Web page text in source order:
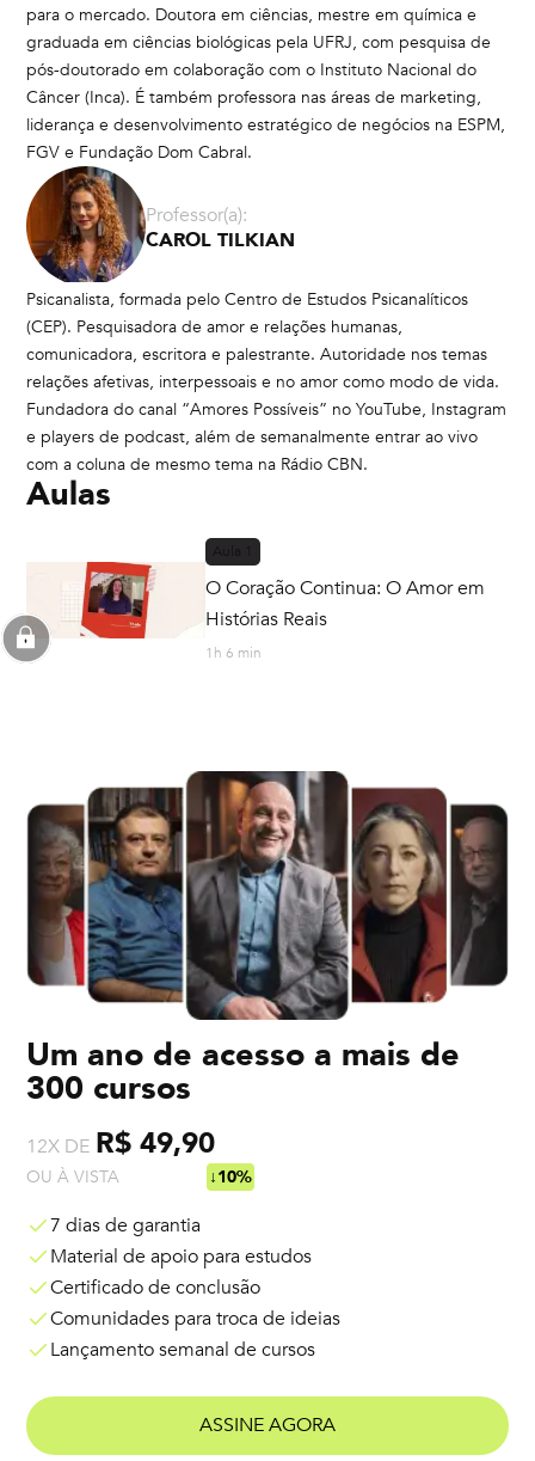
para o mercado. Doutora em ciências, mestre em química e
graduada em ciências biológicas pela UFRJ, com pesquisa de
pós-doutorado em colaboração com o Instituto Nacional do
Câncer (Inca). É também professora nas áreas de marketing,
liderança e desenvolvimento estratégico de negócios na ESPM,
FGV e Fundação Dom Cabral.
Professor(a):
CAROL TILKIAN
Psicanalista, formada pelo Centro de Estudos Psicanalíticos
(CEP). Pesquisadora de amor e relações humanas,
comunicadora, escritora e palestrante. Autoridade nos temas
relações afetivas, interpessoais e no amor como modo de vida.
Fundadora do canal “Amores Possíveis” no YouTube, Instagram
e players de podcast, além de semanalmente entrar ao vivo
com a coluna de mesmo tema na Rádio CBN.
Aulas
O Coração Continua: O Amor em
Histórias Reais
1h 6 min
Um ano de acesso a mais de
300 cursos
12X DE R$ 49,90
OU À VISTA ↓10%
7 dias de garantia
Material de apoio para estudos
Certificado de conclusão
Comunidades para troca de ideias
Lançamento semanal de cursos
ASSINE AGORA